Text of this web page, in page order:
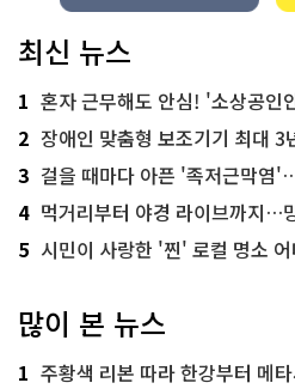
최신 뉴스
1 혼자 근무해도 안심! '소상공인
2 장애인 맞춤형 보조기기 최대 3년
3 걸을 때마다 아픈 '족저근막염'…무
4 먹거리부터 야경 라이브까지…
5 시민이 사랑한 '찐' 로컬 명소 어
많이 본 뉴스
1 주황색 리본 따라 한강부터 메타세쿼